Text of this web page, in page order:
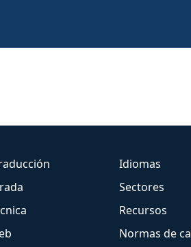
Idiomas
Sectores
Recursos
Normas de